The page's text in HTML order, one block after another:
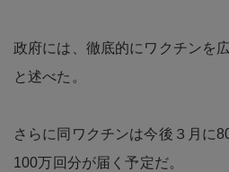
政府には、徹底的にワクチンを
と述べた。
さらに同ワクチンは今後３月に
100万回分が届く予定だ。